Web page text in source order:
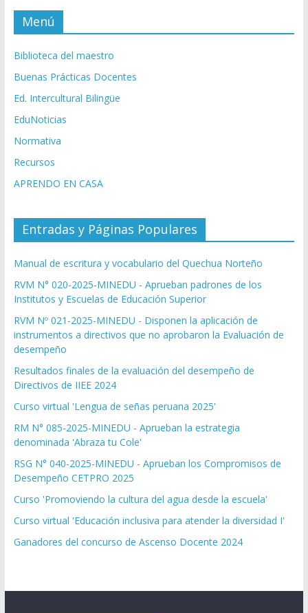
Menú
Biblioteca del maestro
Buenas Prácticas Docentes
Ed. Intercultural Bilingüe
EduNoticias
Normativa
Recursos
APRENDO EN CASA
Entradas y Páginas Populares
Manual de escritura y vocabulario del Quechua Norteño
RVM N° 020-2025-MINEDU - Aprueban padrones de los
Institutos y Escuelas de Educación Superior
RVM Nº 021-2025-MINEDU - Disponen la aplicación de
instrumentos a directivos que no aprobaron la Evaluación de
desempeño
Resultados finales de la evaluación del desempeño de
Directivos de IIEE 2024
Curso virtual 'Lengua de señas peruana 2025'
RM N° 085-2025-MINEDU - Aprueban la estrategia
denominada 'Abraza tu Cole'
RSG N° 040-2025-MINEDU - Aprueban los Compromisos de
Desempeño CETPRO 2025
Curso 'Promoviendo la cultura del agua desde la escuela'
Curso virtual 'Educación inclusiva para atender la diversidad I'
Ganadores del concurso de Ascenso Docente 2024